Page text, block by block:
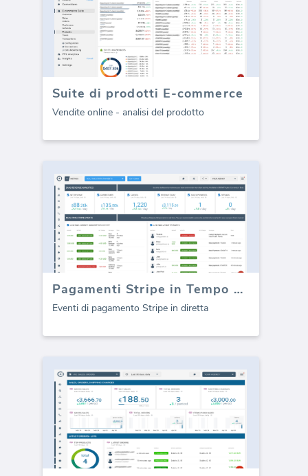
Suite di prodotti E-commerce
Vendite online - analisi del prodotto
Pagamenti Stripe in Tempo Reale
Eventi di pagamento Stripe in diretta